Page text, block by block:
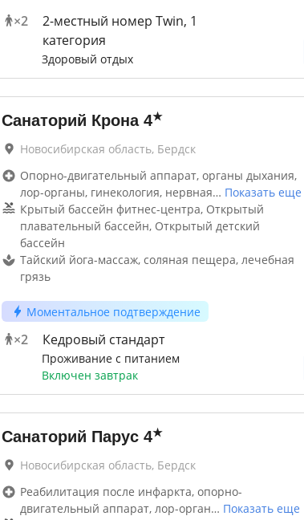
×2
2-местный номер Twin, 1
категория
Здоровый отдых
Санаторий Крона 4★
Новосибирская область, Бердск
Опорно-двигательный аппарат, органы дыхания,
лор-органы, гинекология, нервная… Показать еще
Крытый бассейн фитнес-центра, Открытый
плавательный бассейн, Открытый детский
бассейн
Тайский йога-массаж, соляная пещера, лечебная
грязь
Моментальное подтверждение
×2 Кедровый стандарт
Проживание с питанием
Включен завтрак
Санаторий Парус 4★
Новосибирская область, Бердск
Реабилитация после инфаркта, опорно-
двигательный аппарат, лор-орган… Показать еще